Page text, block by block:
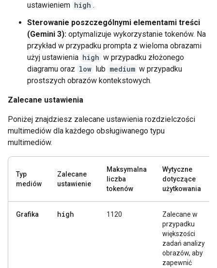
ustawieniem high .
Sterowanie poszczególnymi elementami treści
(Gemini 3): optymalizuje wykorzystanie tokenów. Na
przykład w przypadku prompta z wieloma obrazami
użyj ustawienia high w przypadku złożonego
diagramu oraz low lub medium w przypadku
prostszych obrazów kontekstowych.
Zalecane ustawienia
Poniżej znajdziesz zalecane ustawienia rozdzielczości
multimediów dla każdego obsługiwanego typu
multimediów.
Typ
mediów
Zalecane
ustawienie
Maksymalna
liczba
tokenów
Wytyczne
dotyczące
użytkowania
Grafika high 1120
Zalecane w
przypadku
większości
zadań analizy
obrazów, aby
zapewnić